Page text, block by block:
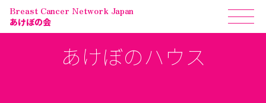
Breast Cancer Network Japan
あけぼの会
あけぼのハウス